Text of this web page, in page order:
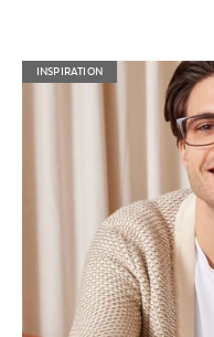
INSPIRATION